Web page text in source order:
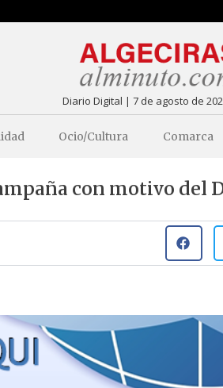
Diario Digital | 7 de agosto de
Ocio/Cultura Comarca
con motivo del